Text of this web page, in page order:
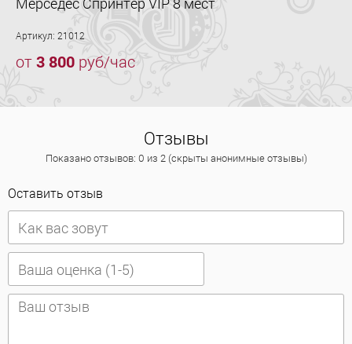
Артикул: 21012
от3 800 руб/час
Отзывы
Показано отзывов: 0 из 2 (скрыты анонимные отзывы)
Оставить отзыв